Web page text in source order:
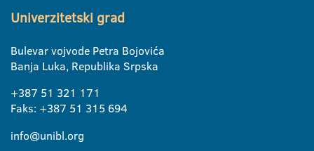
Univerzitetski grad
Bulevar vojvode Petra Bojovića
Banja Luka, Republika Srpska
+387 51 321 171
Faks: +387 51 315 694
info@unibl.org